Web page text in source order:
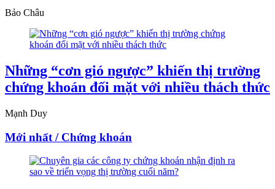
Bảo Châu
Những “cơn gió ngược” khiến thị trường
chứng khoán đối mặt với nhiều thách thức
Mạnh Duy
Mới nhất / Chứng khoán